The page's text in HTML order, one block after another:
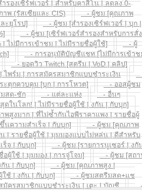
องเซิร์ฟเวอร์ | สำหรับคาสิโน | ลดลง 0-
พ (รัสเซียและ CIS)
- ผู้ชม [คุณภาพ
ะยุโรป]
- ผู้ชม [สำรองเซิร์ฟเวอร์ | บุก |
- ผู้ชม [เซิร์ฟเวอร์สำรองสำหรับการสั่ง
ไม่มีการเข้าชม | ไม่มีรายชื่อผู้ใช้]
- ผู้
- การอนุมัติบัญชีแชท [ไม่มีการเข้าช
- ยอดวิว Twitch [สตรีม | VoD | คลิป]
พร์ม | การสมัครสมาชิกแบบชำระเงิน
ตุกควบคุม [บุก | การโหวต]
- ออสผู้ชม
สด-ชัก - แต่ละแห่ง
- อื่นๆ
ในโลก! | ไม่มีรายชื่อผู้ใช้ | งกัน | กับบุก]
งมาก | ที่ไม่ซ้ำกันไอพีราคาแพง | รายชื่อผู้
ความสำเร็จ | กับบุก]
- ผู้ชม [คุณภาพ
| รายชื่อผู้ใช้ | มุมมองแบบไม่หล่น | ดีสำหรับ
ร็จ | กับบุก]
- ผู้ชม [รายการนูเซอร์ | งกั
ผู้ใช้ | มุมมอง | การจู่โจม]
- ผู้ชม [สถา
กัน | กับบุก]
- ผู้ชม [คุณภาพสูง |
ใช้ | งกัน | กับบุก]
- ผู้ชมสตรีมสด+แช
ครสมาชิกแบบชำระเงิน | เตะ | บัญชี